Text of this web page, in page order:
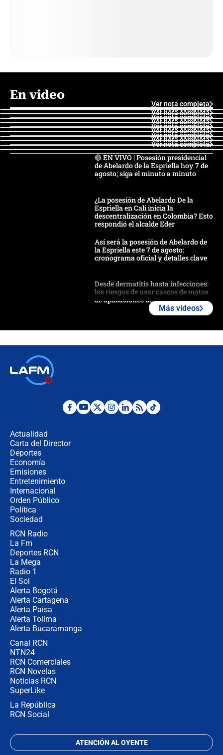
En video
Ver nota completa
Ver nota completa
Ver nota completa
Ver nota completa
Ver nota completa
Ver nota completa
Ver nota completa
Ver nota completa
Ver nota completa
Ver nota completa
🔴 EN VIVO | Posesión presidencial
de Abelardo de la Espriella hoy 7 de
agosto; siga el minuto a minuto
¿La posesión de Abelardo De la
Espriella en Cali inicia la
descentralización en Colombia? Esto
respondió el alcalde Eder
Así será la posesión de Abelardo de
la Espriella este 7 de agosto:
cronograma oficial y detalles clave
Desde dermatitis hasta infecciones:
los riesgos de usar cascos de motos
de aplicaciones de transporte
Posesión de Abelardo De La Espriella
Más videos
Actualidad
Carta del Director
Deportes
Economía
Emisiones
Entretenimiento
Internacional
Orden Público
Política
Sociedad
RCN Radio
La Fm
Deportes RCN
La Mega
Radio 1
El Sol
Alerta Bogotá
Alerta Cartagena
Alerta Paisa
Alerta Tolima
Alerta Bucaramanga
Canal RCN
NTN24
RCN Comerciales
RCN Novelas
Noticias RCN
SuperLike
La República
RCN Social
ATENCIÓN AL OYENTE